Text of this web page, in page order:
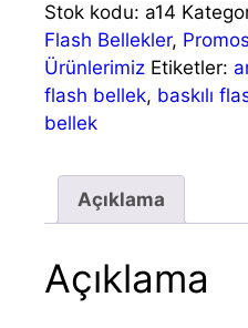
Stok kodu: a14
Flash Bellekler,
Ürünlerimiz Etiketler:
flash bellek, baskılı
bellek
Açıklama
Açıklama